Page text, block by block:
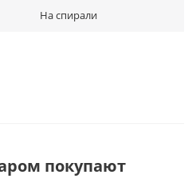
На спирали
покупают